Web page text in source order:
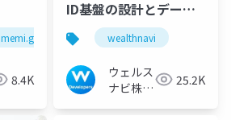
8.4K
ID基盤の設計とデー
タ・ID連携のアーキテ
クチャ
wealthnavi
ウェルス
ナビ株式
25.2K